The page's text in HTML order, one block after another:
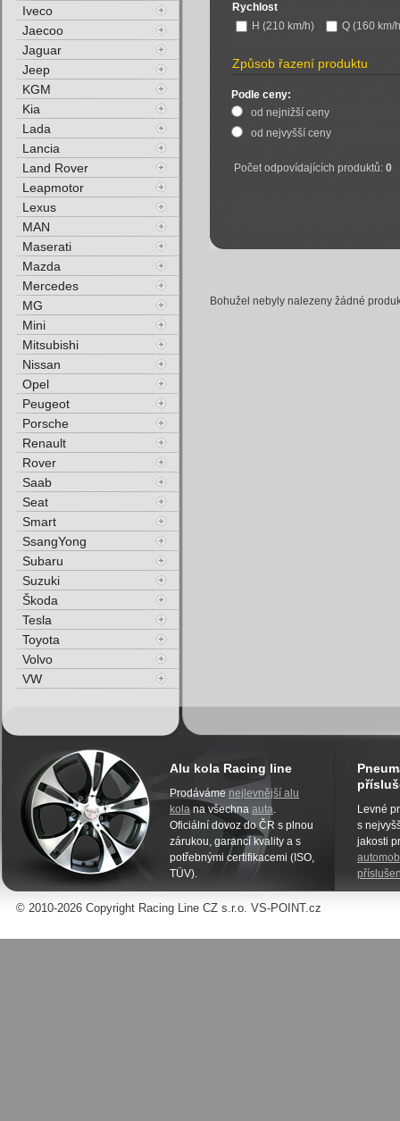
Rychlost
H (210 km/h)
Q (160 km/
Způsob řazení produktu
Podle ceny:
od nejnižší ceny
od nejvyšší ceny
Počet odpovídajících produktů:0
Bohužel nebyly nalezeny žádné
Iveco
Jaecoo
Jaguar
Jeep
KGM
Kia
Lada
Lancia
Land Rover
Leapmotor
Lexus
MAN
Maserati
Mazda
Mercedes
MG
Mini
Mitsubishi
Nissan
Opel
Peugeot
Porsche
Renault
Rover
Saab
Seat
Smart
SsangYong
Subaru
Suzuki
Škoda
Tesla
Toyota
Volvo
VW
Alu kola Racing line
Prodáváme nejlevnější alu
kola na všechna auta.
Oficiální dovoz do ČR s plnou
zárukou, garancí kvality a s
potřebnými certifikacemi (ISO,
TÜV).
Levné
s
jakosti
© 2010-2026 Copyright Racing Line CZ s.r.o. VS-POINT.cz